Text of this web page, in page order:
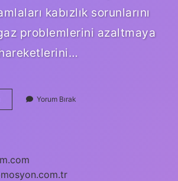
kabızlık sorunlarını
problemlerini azaltmaya
Bebeklerde
Gaz
Gelir
Yorum Bırak